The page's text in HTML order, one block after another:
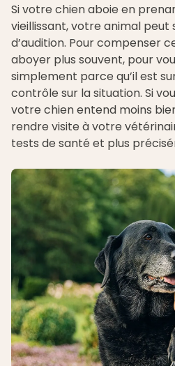
Si votre chien aboie en
vieillissant, votre animal
d’audition. Pour compenser
aboyer plus souvent, pour
simplement parce qu’il est
contrôle sur la situation. Si
votre chien entend moins
rendre visite à votre
tests de santé et plus